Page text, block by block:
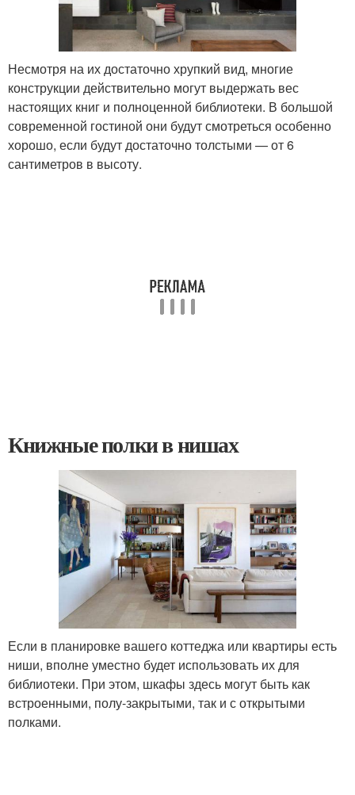
Несмотря на их достаточно хрупкий вид, многие
конструкции действительно могут выдержать вес
настоящих книг и полноценной библиотеки. В большой
современной гостиной они будут смотреться особенно
хорошо, если будут достаточно толстыми — от 6
сантиметров в высоту.
Книжные полки в нишах
Если в планировке вашего коттеджа или квартиры есть
ниши, вполне уместно будет использовать их для
библиотеки. При этом, шкафы здесь могут быть как
встроенными, полу-закрытыми, так и с открытыми
полками.